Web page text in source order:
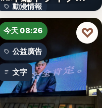
動漫情報
19,800円
像…
今天 08:26
公益廣告
文字
♡